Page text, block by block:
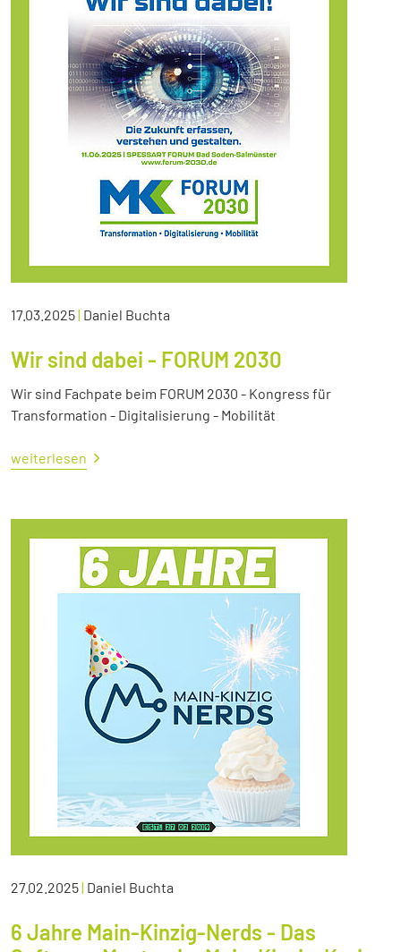
17.03.2025| Daniel Buchta
Wir sind dabei - FORUM 2030
Wir sind Fachpate beim FORUM 2030 - Kongress für
Transformation - Digitalisierung - Mobilität
weiterlesen
27.02.2025| Daniel Buchta
6 Jahre Main-Kinzig-Nerds - Das